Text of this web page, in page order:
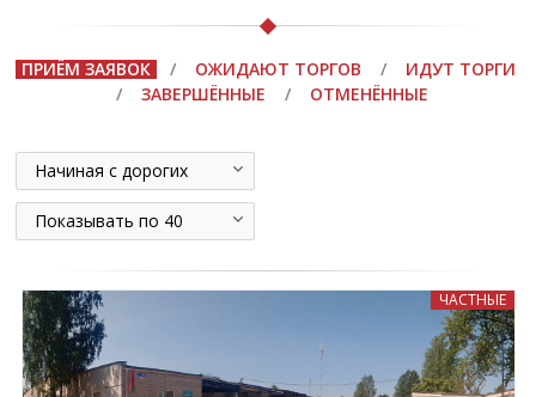
ПРИЁМ ЗАЯВОК / ОЖИДАЮТ ТОРГОВ /
ИДУТ ТОРГИ
/
ЗАВЕРШЁННЫЕ / ОТМЕНЁННЫЕ
Начиная с дорогих
Показывать по 40
ЧАСТНЫЕ